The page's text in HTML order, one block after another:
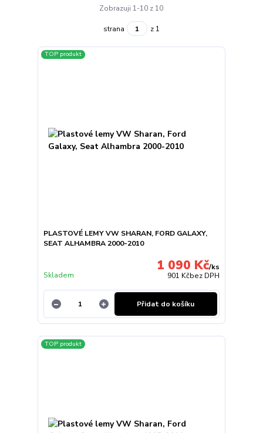
Zobrazuji 1-10 z 10
strana z 1
TOP produkt
PLASTOVÉ LEMY VW SHARAN, FORD GALAXY,
SEAT ALHAMBRA 2000-2010
1 090 Kč/ks
901 Kčbez DPH
Skladem
Přidat do košíku
TOP produkt